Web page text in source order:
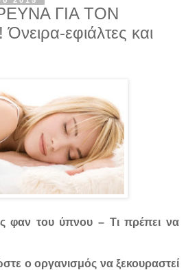
ΓΙΑ ΤΟΝ
εφιάλτες και
φαν του ύπνου – Τι πρέπει να
ο οργανισμός να ξεκουραστεί